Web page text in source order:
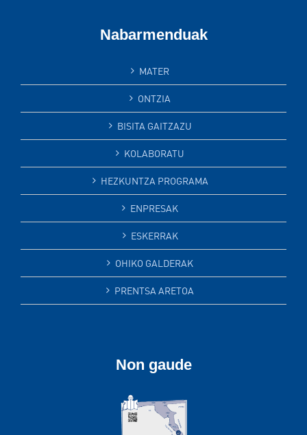
Nabarmenduak
MATER
ONTZIA
BISITA GAITZAZU
KOLABORATU
HEZKUNTZA PROGRAMA
ENPRESAK
ESKERRAK
OHIKO GALDERAK
PRENTSA ARETOA
Non gaude